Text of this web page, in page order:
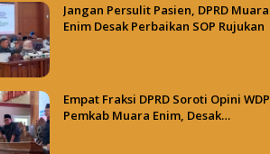
Jangan Persulit Pasien, DPRD Muara
Enim Desak Perbaikan SOP Rujukan
Empat Fraksi DPRD Soroti Opini WDP
Pemkab Muara Enim, Desak